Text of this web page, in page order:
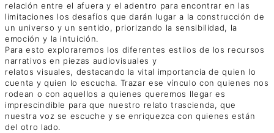
relación entre el afuera y el adentro para encontrar en las
limitaciones los desafíos que darán lugar a la construcción de
un universo y un sentido, priorizando la sensibilidad, la
emoción y la intuición.
Para esto exploraremos los diferentes estilos de los recursos
narrativos en piezas audiovisuales y
relatos visuales, destacando la vital importancia de quien lo
cuenta y quien lo escucha. Trazar ese vínculo con quienes nos
rodean o con aquellos a quienes queremos llegar es
imprescindible para que nuestro relato trascienda, que
nuestra voz se escuche y se enriquezca con quienes están
del otro lado.